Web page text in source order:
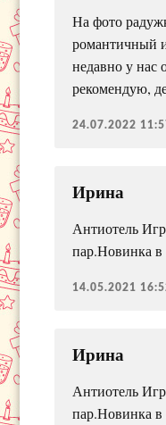
На фото
романтичный
недавно у нас
рекомендую,
24.07.2022
Ирина
Антиотель
пар.Новинка
14.05.2021
Ирина
Антиотель
пар.Новинка